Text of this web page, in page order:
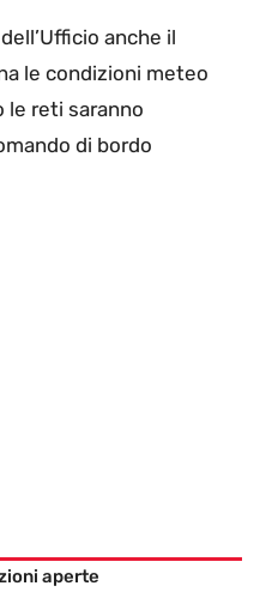
anche il
le condizioni meteo
le reti saranno
di bordo
aperte